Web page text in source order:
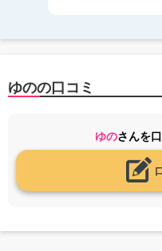
ゆのの口コミ
ゆのさんを